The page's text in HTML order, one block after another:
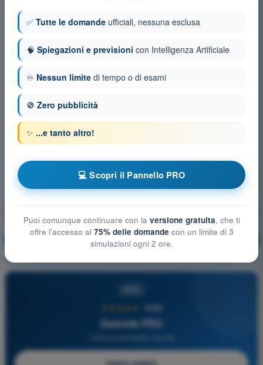
🔒 PRO Spiegazione domanda
4,6/5
Quizvds PRO
✅ Tutte le domande ufficiali, nessuna esclusa
🧠 Spiegazioni e previsioni con Intelligenza Artificiale
♾️ Nessun limite di tempo o di esami
🚫 Zero pubblicità
✨ ...e tanto altro!
💻 Scopri il Pannello PRO
Puoi comunque continuare con la versione gratuita, che ti
offre l'accesso al 75% delle domande con un limite di 3
simulazioni ogni 2 ore.